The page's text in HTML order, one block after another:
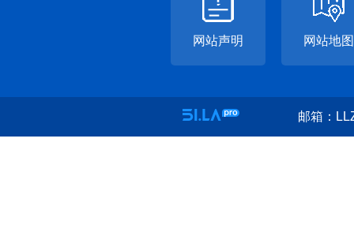
网站声明 网站地图
邮箱：